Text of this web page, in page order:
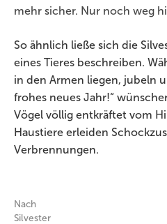
mehr sicher. Nur noch weg
So ähnlich ließe sich die
eines Tieres beschreiben.
in den Armen liegen, jubeln
frohes neues Jahr!“
Vögel völlig entkräftet vom
Haustiere erleiden
Verbrennungen.
Nach
Silvester